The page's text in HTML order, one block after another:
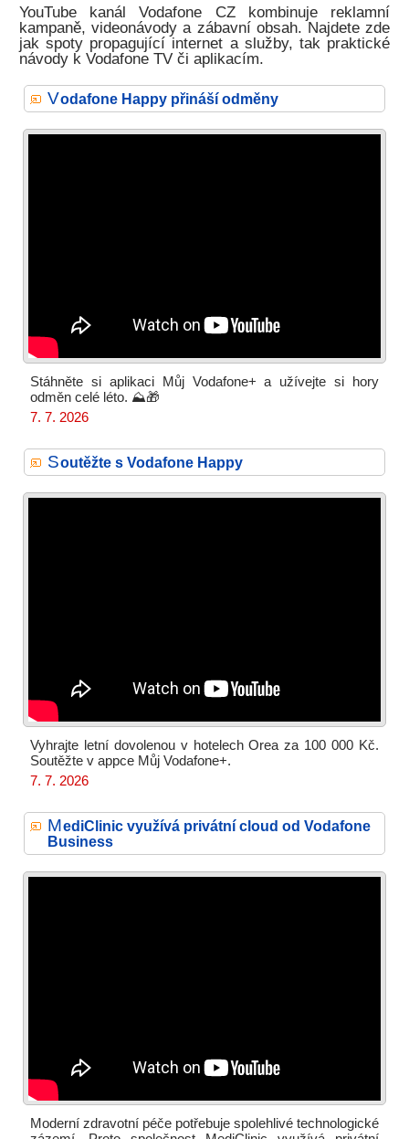
YouTube kanál Vodafone CZ kombinuje reklamní
kampaně, videonávody a zábavní obsah. Najdete zde
jak spoty propagující internet a služby, tak praktické
návody k Vodafone TV či aplikacím.
Vodafone Happy přináší odměny
Stáhněte si aplikaci Můj Vodafone+ a užívejte si hory
odměn celé léto. ⛰️🎁
7. 7. 2026
Soutěžte s Vodafone Happy
Vyhrajte letní dovolenou v hotelech Orea za 100 000 Kč.
Soutěžte v appce Můj Vodafone+.
7. 7. 2026
MediClinic využívá privátní cloud od Vodafone
Business
Moderní zdravotní péče potřebuje spolehlivé technologické